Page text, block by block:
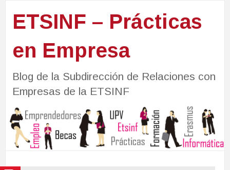
ETSINF – Prácticas
en Empresa
Blog de la Subdirección de Relaciones con
Empresas de la ETSINF